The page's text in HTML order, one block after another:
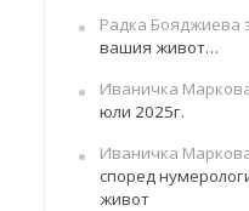
Радка Бояджиева
вашия живот…
Иваничка
юли 2025г.
Иваничка
според
живот